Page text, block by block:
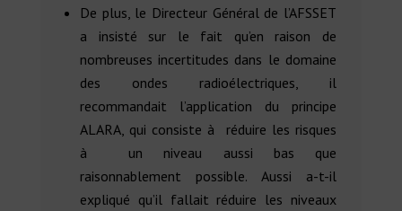
De plus, le Directeur Général de l’AFSSET
a insisté sur le fait qu’en raison de
nombreuses incertitudes dans le domaine
des ondes radioélectriques, il
recommandait l’application du principe
ALARA, qui consiste à réduire les risques
à un niveau aussi bas que
raisonnablement possible. Aussi a-t-il
expliqué qu’il fallait réduire les niveaux